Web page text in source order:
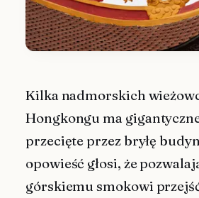
Kilka nadmorskich
Hongkongu ma
przecięte przez bryłę
opowieść głosi, że
górskiemu smokowi